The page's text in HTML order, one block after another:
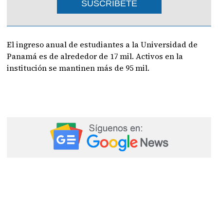
SUSCRIBETE
El ingreso anual de estudiantes a la Universidad de
Panamá es de alrededor de 17 mil. Activos en la
institución se mantinen más de 95 mil.